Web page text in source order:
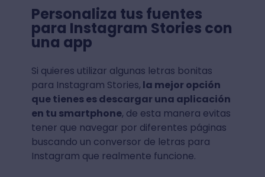
Personaliza tus fuentes
para Instagram Stories con
una app
Si quieres utilizar algunas letras bonitas
para Instagram Stories, la mejor opción
que tienes es descargar una aplicación
en tu smartphone, de esta manera evitas
tener que navegar por diferentes páginas
buscando un conversor de letras para
Instagram que realmente funcione.